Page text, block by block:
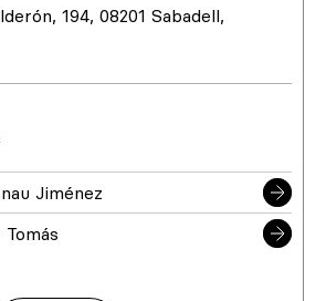
194, 08201 Sabadell,
Jiménez